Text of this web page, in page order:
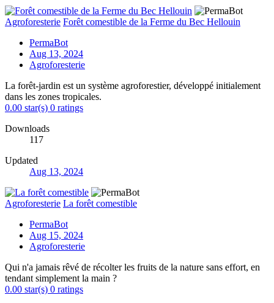
Agroforesterie Forêt comestible de la Ferme du Bec Hellouin
PermaBot
Aug 13, 2024
Agroforesterie
La forêt-jardin est un système agroforestier, développé initialement
dans les zones tropicales.
0.00 star(s) 0 ratings
Downloads
117
Updated
Aug 13, 2024
Agroforesterie La forêt comestible
PermaBot
Aug 15, 2024
Agroforesterie
Qui n'a jamais rêvé de récolter les fruits de la nature sans effort, en
tendant simplement la main ?
0.00 star(s) 0 ratings